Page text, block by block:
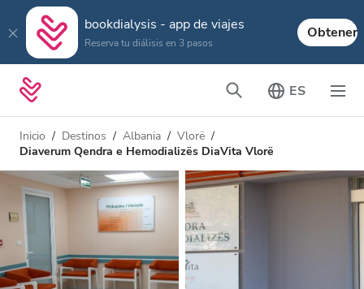
bookdialysis - app de viajes
Reserva tu diálisis en 3 pasos
Obtener
ES
Inicio Destinos Albania
Vlorë
Diaverum Qendra e Hemodializës DiaVita Vlorë